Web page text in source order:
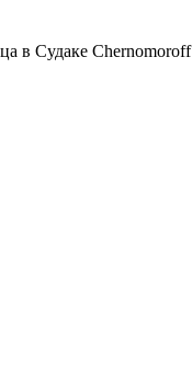
в Судаке Chernomoroff